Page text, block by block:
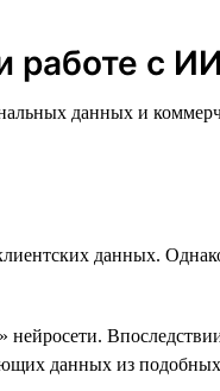
работе с ИИ
данных и
данных.
данных из